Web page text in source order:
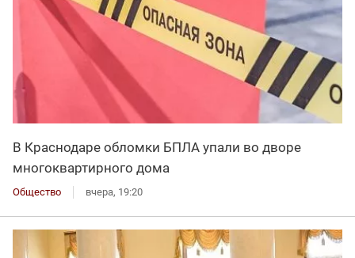
В Краснодаре обломки БПЛА упали во дворе
многоквартирного дома
Общество вчера, 19:20